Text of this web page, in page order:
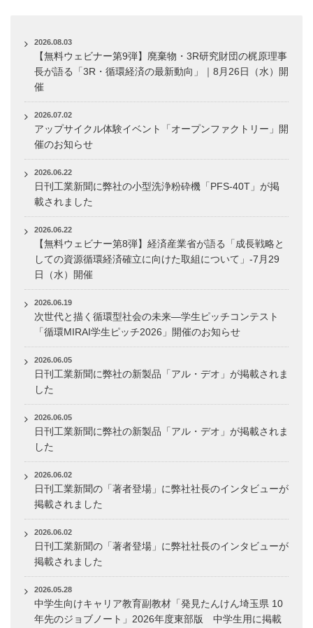
2026.08.03
【無料ウェビナー第9弾】廃棄物・3R研究財団の梶原理事
長が語る「3R・循環経済の最新動向」｜8月26日（水）開
催
2026.07.02
アップサイクル体験イベント「オープンファクトリー」開
催のお知らせ
2026.06.22
日刊工業新聞に弊社の小型洗浄粉砕機「PFS-40T」が掲
載されました
2026.06.22
【無料ウェビナー第8弾】経済産業省が語る「成長戦略と
しての資源循環経済確立に向けた取組について」-7月29
日（水）開催
2026.06.19
次世代と描く循環型社会の未来―学生ピッチコンテスト
「循環MIRAI学生ピッチ2026」開催のお知らせ
2026.06.05
日刊工業新聞に弊社の新製品「アル・デオ」が掲載されま
した
2026.06.05
日刊工業新聞に弊社の新製品「アル・デオ」が掲載されま
した
2026.06.02
日刊工業新聞の「著者登場」に弊社社長のインタビューが
掲載されました
2026.06.02
日刊工業新聞の「著者登場」に弊社社長のインタビューが
掲載されました
2026.05.28
中学生向けキャリア教育副教材「発見たんけん埼玉県 10
年先のジョブノート」2026年度東部版 中学生用に掲載